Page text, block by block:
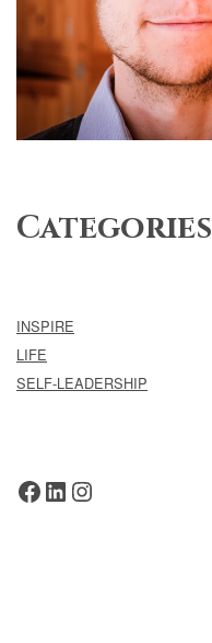
Categories
INSPIRE
LIFE
SELF-LEADERSHIP
Facebook
LinkedIn
Instagram